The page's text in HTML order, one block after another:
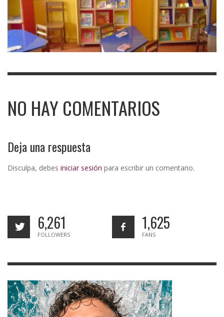
NO HAY COMENTARIOS
Deja una respuesta
Disculpa, debes iniciar sesión para escribir un comentario.
6,261
FOLLOWERS
1,625
FANS